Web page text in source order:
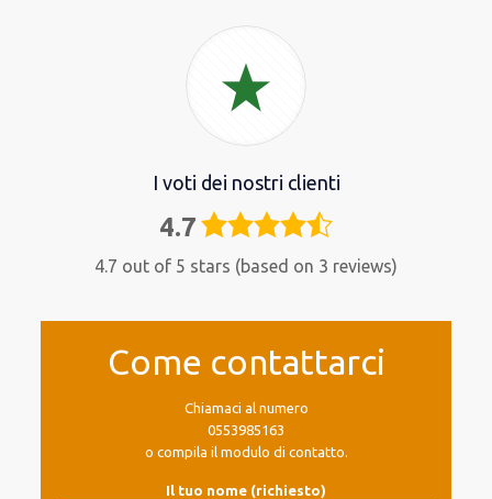
I voti dei nostri clienti
4.7 4,7
4.7 out of 5 stars (based on 3 reviews)
Come contattarci
Chiamaci al numero
0553985163
o compila il modulo di contatto.
Il tuo nome (richiesto)